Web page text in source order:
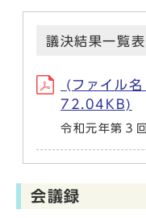
議決結果一覧表
(ファイル
72.04KB)
令和元年第３
会議録